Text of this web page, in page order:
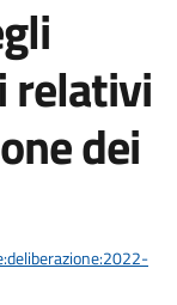
relativi
dei